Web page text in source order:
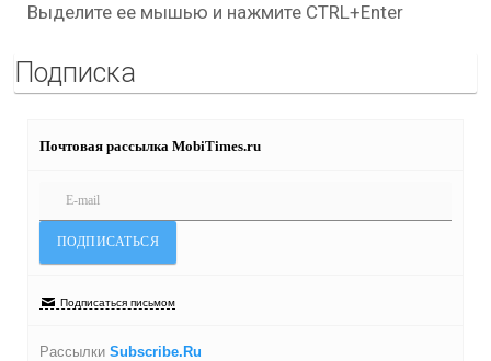
Выделите ее мышью и нажмите CTRL+Enter
Подписка
Почтовая рассылка MobiTimes.ru
Подписаться письмом
Рассылки Subscribe.Ru